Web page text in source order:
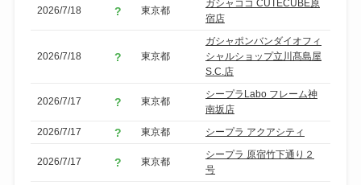
2026/7/18 東京都
ガシャココ CUTECUBE原
宿店
2026/7/18 東京都
ガシャポンバンダイオフィ
シャルショップ立川髙島屋
S.C.店
2026/7/17 東京都
シープラLabo フレーム神
南坂店
2026/7/17
東京都 シープラ アクアシティ
2026/7/17 東京都
シープラ 原宿竹下通り２
号